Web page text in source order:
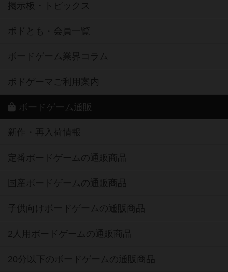
掲示板・トピックス
ボドとも・会員一覧
ボードゲーム業界コラム
ボドゲーマご利用案内
ボードゲーム通販
新作・再入荷情報
定番ボードゲームの通販商品
国産ボードゲームの通販商品
子供向けボードゲームの通販商品
2人用ボードゲームの通販商品
20分以下のボードゲームの通販商品